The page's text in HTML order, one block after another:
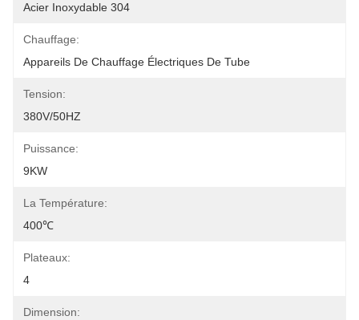
Acier Inoxydable 304
Chauffage:
Appareils De Chauffage Électriques De Tube
Tension:
380V/50HZ
Puissance:
9KW
La Température:
400℃
Plateaux:
4
Dimension: